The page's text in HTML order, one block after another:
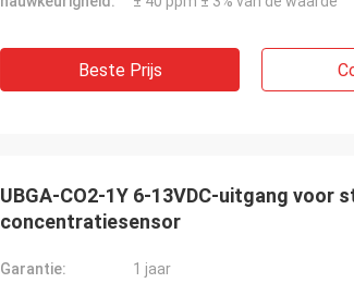
Beste Prijs
UBGA-CO2-1Y 6-13VDC-uitgang voor
concentratiesensor
Garantie:
1 jaar